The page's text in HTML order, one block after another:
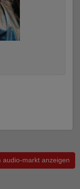
audio-markt anzeigen